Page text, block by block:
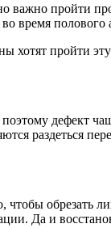
важно пройти
время полового
хотят пройти
дефект
раздеться
чтобы обрезать
Да и